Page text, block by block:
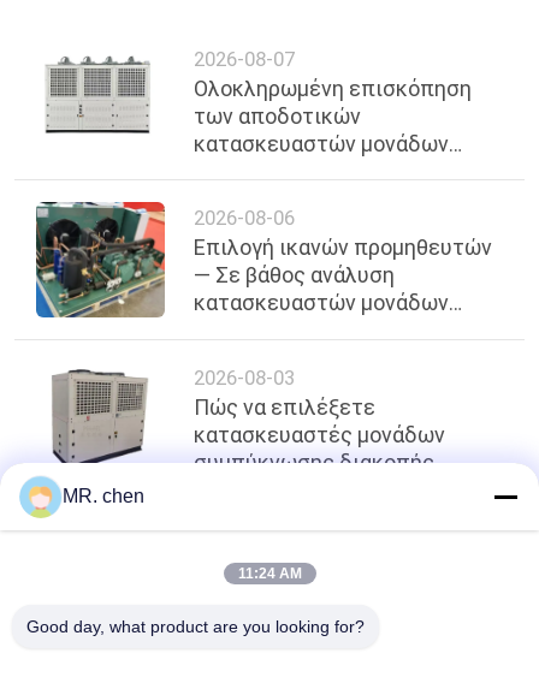
2026-08-07
Ολοκληρωμένη επισκόπηση
των αποδοτικών
κατασκευαστών μονάδων
2026-08-06
Επιλογή ικανών προμηθευτών
— Σε βάθος ανάλυση
κατασκευαστών μονάδων
2026-08-03
Πώς να επιλέξετε
κατασκευαστές μονάδων
συμπύκνωσης διακοπής
κορυφή
MR. chen
11:24 AM
Good day, what product are you looking for?